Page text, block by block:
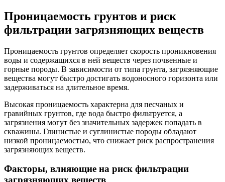
Проницаемость грунтов и риск
фильтрации загрязняющих веществ
Проницаемость грунтов определяет скорость проникновения
воды и содержащихся в ней веществ через почвенные и
горные породы. В зависимости от типа грунта, загрязняющие
вещества могут быстро достигать водоносного горизонта или
задерживаться на длительное время.
Высокая проницаемость характерна для песчаных и
гравийных грунтов, где вода быстро фильтруется, а
загрязнения могут без значительных задержек попадать в
скважины. Глинистые и суглинистые породы обладают
низкой проницаемостью, что снижает риск распространения
загрязняющих веществ.
Факторы, влияющие на риск фильтрации
загрязняющих веществ